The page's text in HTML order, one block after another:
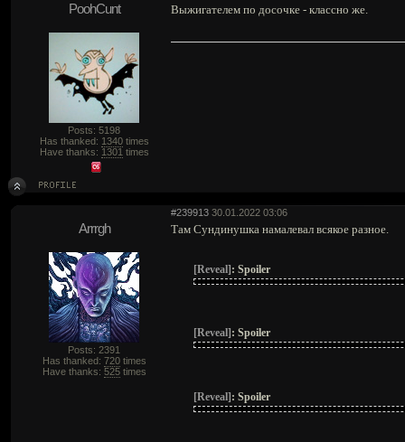
PoohCunt
Posts: 5198
Has thanked: 1340times
Have thanks: 1301 times
Выжигателем по досочке - классно же.
#239913 30.01.2022 03:06
Arrrgh
Posts: 2391
Has thanked: 720times
Have thanks: 525times
Там Сундинушка намалевал всякое разное.
[Reveal] : Spoiler
[Reveal] : Spoiler
[Reveal] : Spoiler